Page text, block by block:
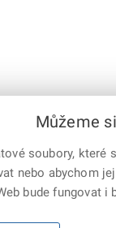
Můžeme
soubory,
nebo abychom
bude fungovat i